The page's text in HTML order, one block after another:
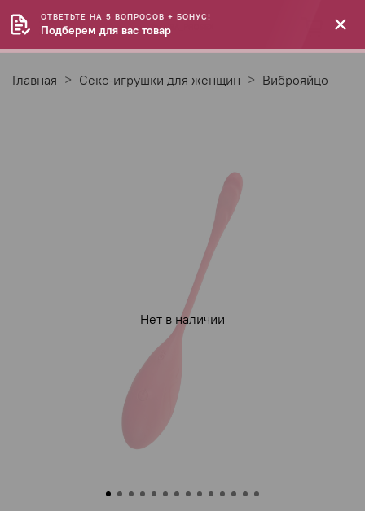
Главная Секс-игрушки для женщин Виброяйцо
Нет в наличии
ОТВЕТЬТЕ НА 5 ВОПРОСОВ + БОНУС!
Подберем для вас товар